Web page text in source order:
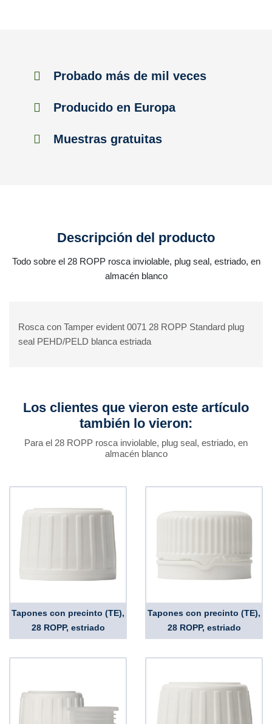
Probado más de mil veces
Producido en Europa
Muestras gratuitas
Descripción del producto
Todo sobre el 28 ROPP rosca inviolable, plug seal, estriado, en
almacén blanco
Rosca con Tamper evident 0071 28 ROPP Standard plug
seal PEHD/PELD blanca estriada
Los clientes que vieron este artículo
también lo vieron:
Para el 28 ROPP rosca inviolable, plug seal, estriado, en
almacén blanco
Tapones con precinto (TE),
28 ROPP, estriado
Tapones con precinto (TE),
28 ROPP, estriado